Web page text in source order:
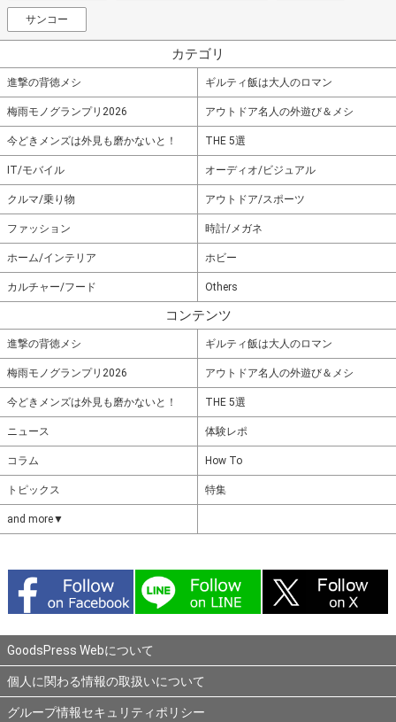
サンコー
カテゴリ
進撃の背徳メシ ギルティ飯は大人のロマン
梅雨モノグランプリ2026 アウトドア名人の外遊び＆メシ
今どきメンズは外見も磨かないと！ THE 5選
IT/モバイル オーディオ/ビジュアル
クルマ/乗り物 アウトドア/スポーツ
ファッション 時計/メガネ
ホーム/インテリア ホビー
カルチャー/フード Others
コンテンツ
進撃の背徳メシ ギルティ飯は大人のロマン
梅雨モノグランプリ2026 アウトドア名人の外遊び＆メシ
今どきメンズは外見も磨かないと！ THE 5選
ニュース 体験レポ
コラム How To
トピックス 特集
and more▼
GoodsPress Webについて
個人に関わる情報の取扱いについて
グループ情報セキュリティポリシー